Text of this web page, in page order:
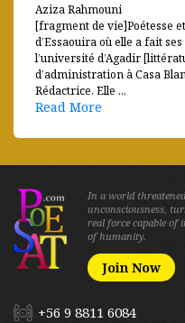
Aziza Rahmouni
[fragment de vie]Poétesse
d’Essaouira où elle a fait
l’université d’Agadir
d’administration à Casa
Rédactrice. Elle ...
Read More
In a world
unconsciousness,
real force capable of
of humanity.
Join Now
+56 9 8811 6084